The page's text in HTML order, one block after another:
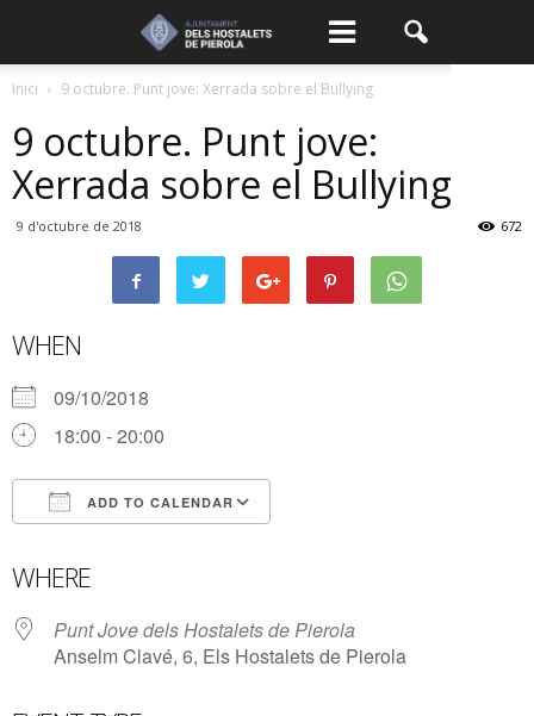
Inici 9 octubre. Punt jove: Xerrada sobre el Bullying
9 octubre. Punt jove:
Xerrada sobre el Bullying
9 d'octubre de 2018 672
WHEN
09/10/2018
18:00 - 20:00
ADD TO CALENDAR
WHERE
Punt Jove dels Hostalets de Pierola
Anselm Clavé, 6, Els Hostalets de Pierola